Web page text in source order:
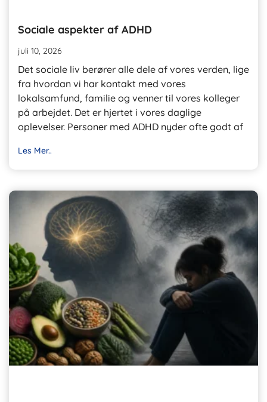
Sociale aspekter af ADHD
juli 10, 2026
Det sociale liv berører alle dele af vores verden, lige
fra hvordan vi har kontakt med vores
lokalsamfund, familie og venner til vores kolleger
på arbejdet. Det er hjertet i vores daglige
oplevelser. Personer med ADHD nyder ofte godt af
Les Mer..